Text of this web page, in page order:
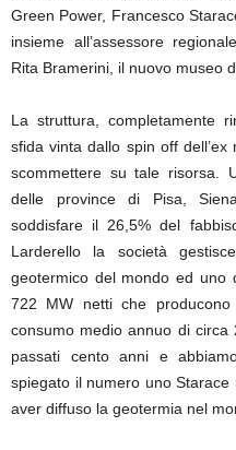
Green Power, Francesco
insieme all’assessore
Rita Bramerini, il nuovo museo
La struttura, completamente
sfida vinta dallo spin off
scommettere su tale risorsa.
delle province di Pisa,
soddisfare il 26,5% del
Larderello la società
geotermico del mondo ed uno
722 MW netti che
consumo medio annuo di
passati cento anni e
spiegato il numero uno
aver diffuso la geotermia nel